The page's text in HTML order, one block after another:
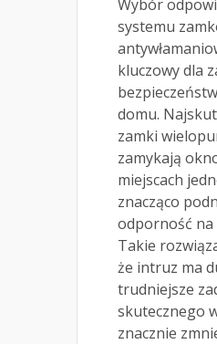
Wybór
systemu
kluczowy dla
domu.
zamki
zamykają
miejscach
znacząco
odporność na
Takie
że intruz ma
trudniejsze
skutecznego
znacznie